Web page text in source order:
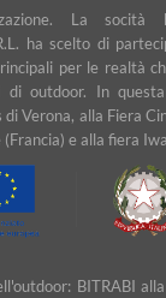
La socità
ha scelto di
per le realtà
di outdoor. In
Verona, alla Fiera
e alla fiera
BITRABI